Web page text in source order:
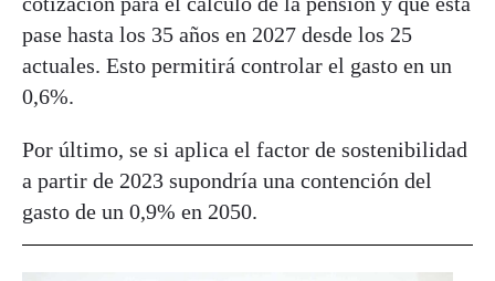
pase hasta los 35 años en 2027 desde los 25
actuales. Esto permitirá controlar el gasto en un
0,6%.
Por último, se si aplica el factor de sostenibilidad
a partir de 2023 supondría una contención del
gasto de un 0,9% en 2050.